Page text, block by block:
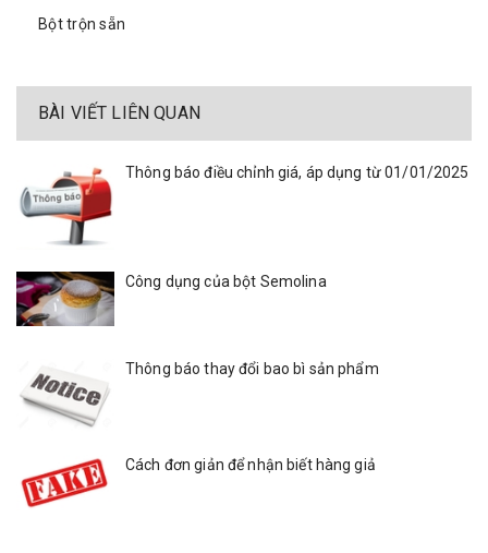
Bột trộn sẵn
BÀI VIẾT LIÊN QUAN
Thông báo điều chỉnh giá, áp dụng từ 01/01/2025
Công dụng của bột Semolina
Thông báo thay đổi bao bì sản phẩm
Cách đơn giản để nhận biết hàng giả